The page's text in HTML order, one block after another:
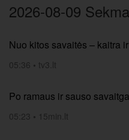
2026-08-09
Nuo kitos savaitės – kaitra
05:36 • tv3.lt
Po ramaus ir sauso
05:23 • 15min.lt